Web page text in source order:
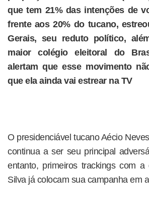
que tem 21% das intenções de
frente aos 20% do tucano,
Gerais, seu reduto político,
maior colégio eleitoral do
alertam que esse movimento
que ela ainda vai estrear na TV
O presidenciável tucano Aécio
continua a ser seu principal
entanto, primeiros trackings com a
Silva já colocam sua campanha em